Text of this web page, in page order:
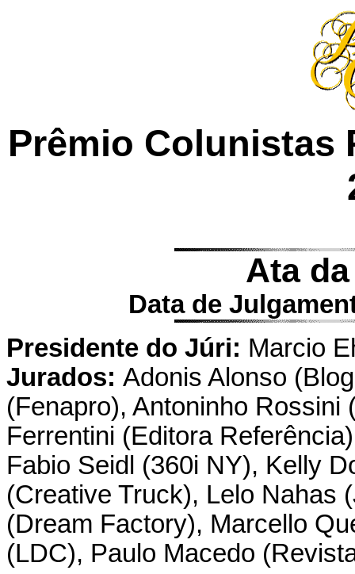
Prêmio Colunistas
Ata
Data de
Presidente do Júri: Marcio
Jurados: Adonis Alonso
(Fenapro), Antoninho Rossini
Ferrentini (Editora
Fabio Seidl (360i NY), Kelly
(Creative Truck), Lelo Nahas
(Dream Factory), Marcello
(LDC), Paulo Macedo